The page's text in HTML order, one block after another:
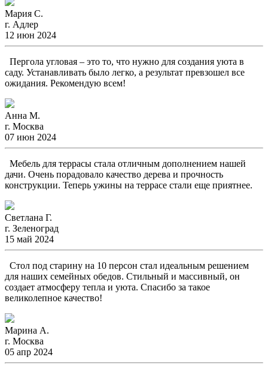
Мария С.
г. Адлер
12 июн 2024
Пергола угловая – это то, что нужно для создания уюта в
саду. Устанавливать было легко, а результат превзошел все
ожидания. Рекомендую всем!
Анна М.
г. Москва
07 июн 2024
Мебель для террасы стала отличным дополнением нашей
дачи. Очень порадовало качество дерева и прочность
конструкции. Теперь ужины на террасе стали еще приятнее.
Светлана Г.
г. Зеленоград
15 май 2024
Стол под старину на 10 персон стал идеальным решением
для наших семейных обедов. Стильный и массивный, он
создает атмосферу тепла и уюта. Спасибо за такое
великолепное качество!
Марина А.
г. Москва
05 апр 2024